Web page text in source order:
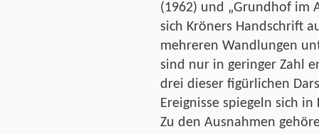
(1962) und „Grundhof im
sich Kröners Handschrift
mehreren Wandlungen
sind nur in geringer Zahl
drei dieser figürlichen
Ereignisse spiegeln sich
Zu den Ausnahmen